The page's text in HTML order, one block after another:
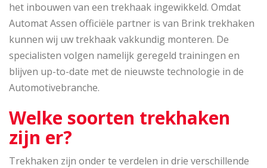
het inbouwen van een trekhaak ingewikkeld. Omdat
Automat Assen officiële partner is van Brink trekhaken
kunnen wij uw trekhaak vakkundig monteren. De
specialisten volgen namelijk geregeld trainingen en
blijven up-to-date met de nieuwste technologie in de
Automotivebranche.
Welke soorten trekhaken
zijn er?
Trekhaken zijn onder te verdelen in drie verschillende